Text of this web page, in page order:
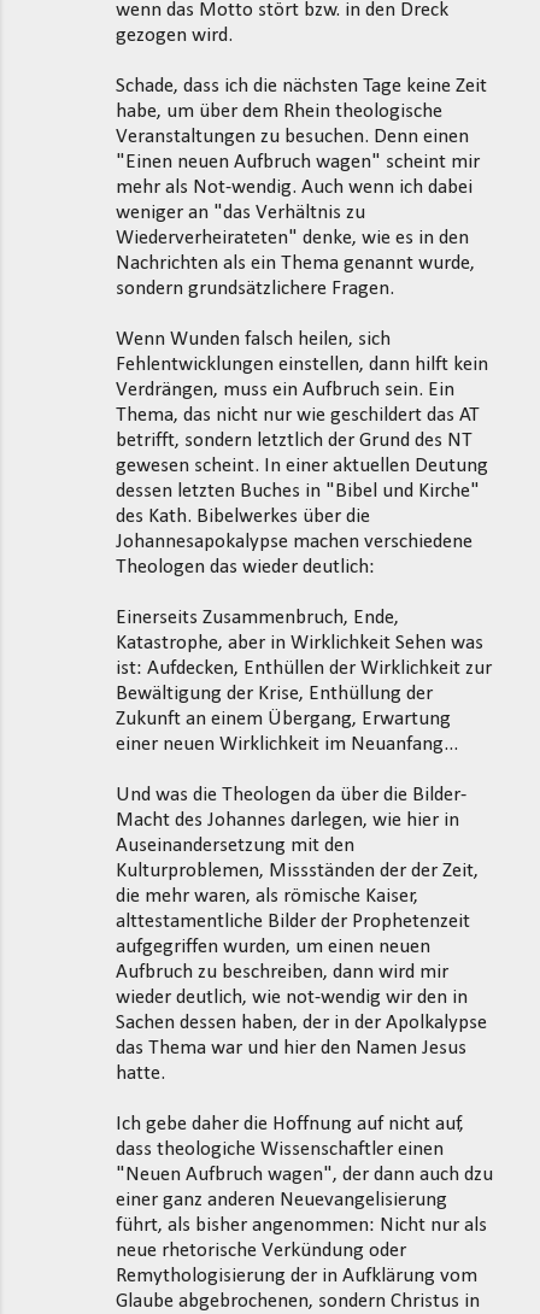
wenn das Motto stört bzw. in den Dreck
gezogen wird.
Schade, dass ich die nächsten Tage keine Zeit
habe, um über dem Rhein theologische
Veranstaltungen zu besuchen. Denn einen
"Einen neuen Aufbruch wagen" scheint mir
mehr als Not-wendig. Auch wenn ich dabei
weniger an "das Verhältnis zu
Wiederverheirateten" denke, wie es in den
Nachrichten als ein Thema genannt wurde,
sondern grundsätzlichere Fragen.
Wenn Wunden falsch heilen, sich
Fehlentwicklungen einstellen, dann hilft kein
Verdrängen, muss ein Aufbruch sein. Ein
Thema, das nicht nur wie geschildert das AT
betrifft, sondern letztlich der Grund des NT
gewesen scheint. In einer aktuellen Deutung
dessen letzten Buches in "Bibel und Kirche"
des Kath. Bibelwerkes über die
Johannesapokalypse machen verschiedene
Theologen das wieder deutlich:
Einerseits Zusammenbruch, Ende,
Katastrophe, aber in Wirklichkeit Sehen was
ist: Aufdecken, Enthüllen der Wirklichkeit zur
Bewältigung der Krise, Enthüllung der
Zukunft an einem Übergang, Erwartung
einer neuen Wirklichkeit im Neuanfang...
Und was die Theologen da über die Bilder-
Macht des Johannes darlegen, wie hier in
Auseinandersetzung mit den
Kulturproblemen, Missständen der der Zeit,
die mehr waren, als römische Kaiser,
alttestamentliche Bilder der Prophetenzeit
aufgegriffen wurden, um einen neuen
Aufbruch zu beschreiben, dann wird mir
wieder deutlich, wie not-wendig wir den in
Sachen dessen haben, der in der Apolkalypse
das Thema war und hier den Namen Jesus
hatte.
Ich gebe daher die Hoffnung auf nicht auf,
dass theologiche Wissenschaftler einen
"Neuen Aufbruch wagen", der dann auch dzu
einer ganz anderen Neuevangelisierung
führt, als bisher angenommen: Nicht nur als
neue rhetorische Verkündung oder
Remythologisierung der in Aufklärung vom
Glaube abgebrochenen, sondern Christus in